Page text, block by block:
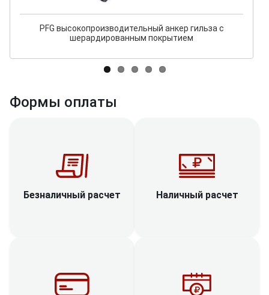
PFG высокопроизводительный анкер гильза с
шерардированным покрытием
Формы оплаты
Безналичный расчет Наличный расчет